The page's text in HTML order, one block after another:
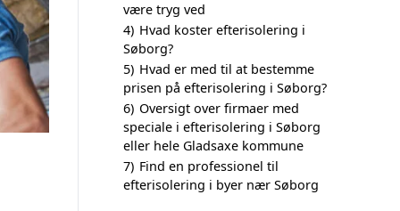
være tryg ved
4) Hvad koster efterisolering i
Søborg?
5) Hvad er med til at bestemme
prisen på efterisolering i Søborg?
6) Oversigt over firmaer med
speciale i efterisolering i Søborg
eller hele Gladsaxe kommune
7) Find en professionel til
efterisolering i byer nær Søborg